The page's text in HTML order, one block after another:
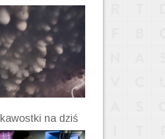
na dziś